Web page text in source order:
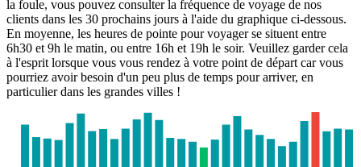
la foule, vous pouvez consulter la fréquence de voyage de nos
clients dans les 30 prochains jours à l'aide du graphique ci-dessous.
En moyenne, les heures de pointe pour voyager se situent entre
6h30 et 9h le matin, ou entre 16h et 19h le soir. Veuillez garder cela
à l'esprit lorsque vous vous rendez à votre point de départ car vous
pourriez avoir besoin d'un peu plus de temps pour arriver, en
particulier dans les grandes villes !